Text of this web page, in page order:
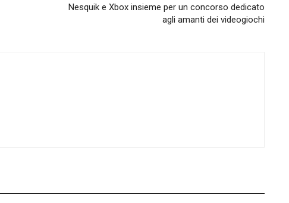
Nesquik e Xbox insieme per un concorso dedicato
agli amanti dei videogiochi